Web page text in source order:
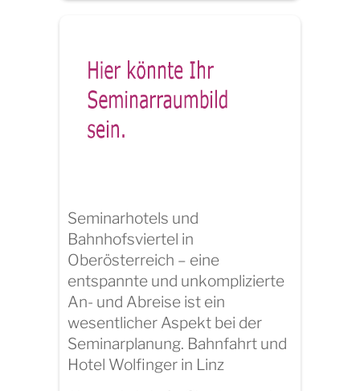
Seminarhotels und
Bahnhofsviertel in
Oberösterreich – eine
entspannte und unkomplizierte
An- und Abreise ist ein
wesentlicher Aspekt bei der
Seminarplanung. Bahnfahrt und
Hotel Wolfinger in Linz